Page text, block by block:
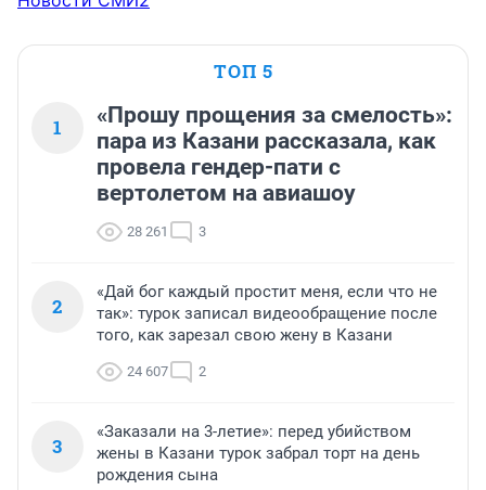
ТОП 5
1
«Прошу прощения за смелость»:
пара из Казани рассказала, как
провела гендер-пати с
вертолетом на авиашоу
28 261 3
2
«Дай бог каждый простит меня, если что не
так»: турок записал видеообращение после
того, как зарезал свою жену в Казани
24 607 2
3
«Заказали на 3-летие»: перед убийством
жены в Казани турок забрал торт на день
рождения сына